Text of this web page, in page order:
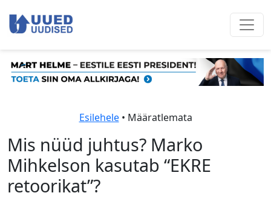
Esilehele• Määratlemata
Mis nüüd juhtus? Marko
Mihkelson kasutab “EKRE
retoorikat”?